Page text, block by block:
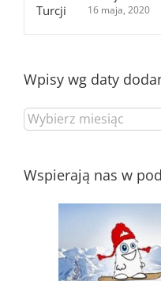
16 maja, 2020
Wpisy wg daty
Wpisy
wg
Wspierają nas w